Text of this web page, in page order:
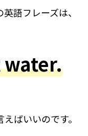
語フレーズは、
water.
ばいいのです。